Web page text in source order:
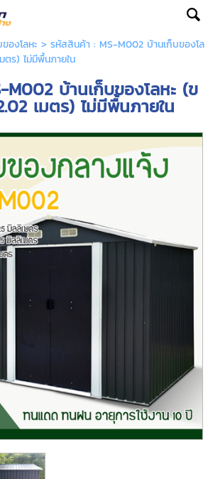
องโลหะ > รหัสสินค้า : MS-M002 บ้านเก็บของโล
ตร) ไม่มีพื้นภายใน
บ้านเก็บของโลหะ (ข
เมตร) ไม่มีพื้นภายใน